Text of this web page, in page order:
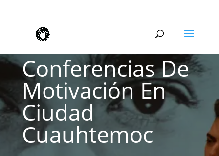
Conferencias De
Motivación En
Ciudad
Cuauhtemoc